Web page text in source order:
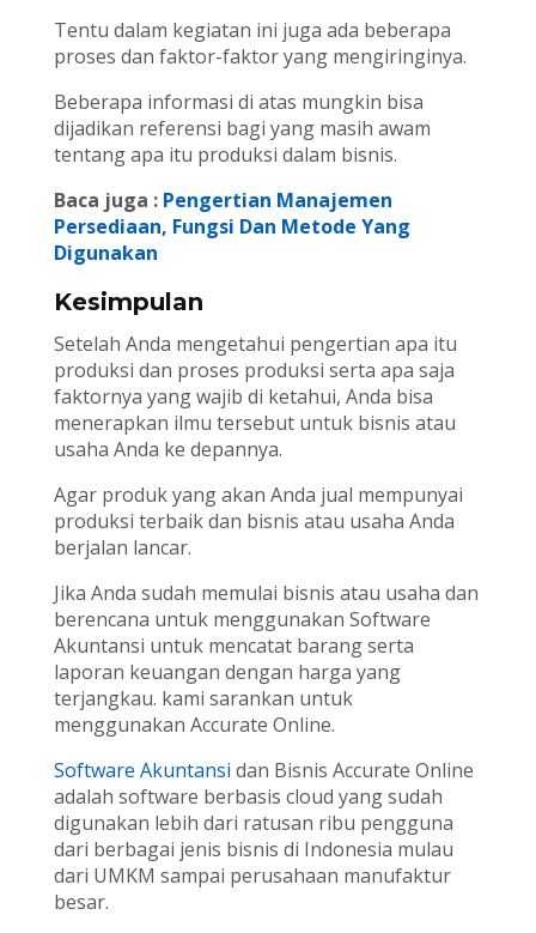
Tentu dalam kegiatan ini juga ada beberapa
proses dan faktor-faktor yang mengiringinya.
Beberapa informasi di atas mungkin bisa
dijadikan referensi bagi yang masih awam
tentang apa itu produksi dalam bisnis.
Baca juga : Pengertian Manajemen
Persediaan, Fungsi Dan Metode Yang
Digunakan
Kesimpulan
Setelah Anda mengetahui pengertian apa itu
produksi dan proses produksi serta apa saja
faktornya yang wajib di ketahui, Anda bisa
menerapkan ilmu tersebut untuk bisnis atau
usaha Anda ke depannya.
Agar produk yang akan Anda jual mempunyai
produksi terbaik dan bisnis atau usaha Anda
berjalan lancar.
Jika Anda sudah memulai bisnis atau usaha dan
berencana untuk menggunakan Software
Akuntansi untuk mencatat barang serta
laporan keuangan dengan harga yang
terjangkau. kami sarankan untuk
menggunakan Accurate Online.
Software Akuntansi dan Bisnis Accurate Online
adalah software berbasis cloud yang sudah
digunakan lebih dari ratusan ribu pengguna
dari berbagai jenis bisnis di Indonesia mulau
dari UMKM sampai perusahaan manufaktur
besar.